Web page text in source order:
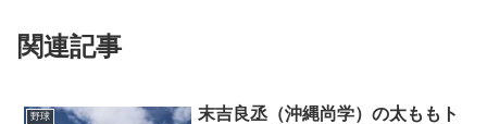
関連記事
野球
末吉良丞（沖縄尚学）の太ももト